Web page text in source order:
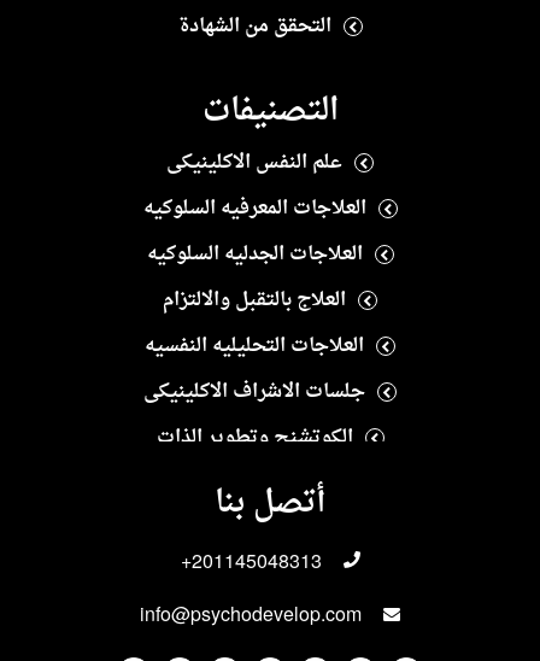
التحقق من الشهادة
التصنيفات
علم النفس الاكلينيكى
العلاجات المعرفيه السلوكيه
العلاجات الجدليه السلوكيه
العلاج بالتقبل والالتزام
العلاجات التحليليه النفسيه
جلسات الاشراف الاكلينيكى
الكوتشنج وتطوير الذات
العلاج النفسى الايجابى
العلاجات الانسانيه
العلاجات الاسريه والزوجيه
الاختبارات والمقاييس النفسيه
أتصل بنا
+201145048313
info@psychodevelop.com